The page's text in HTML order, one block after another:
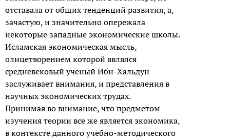
отставала от общих тенденций развития, а,
зачастую, и значительно опережала
некоторые западные экономические школы.
Исламская экономическая мысль,
олицетворением которой являлся
средневековый ученый Ибн-Хальдун
заслуживает внимания, и представления в
научных экономических трудах.
Принимая во внимание, что предметом
изучения теории все же является экономика,
в контексте данного учебно-методического